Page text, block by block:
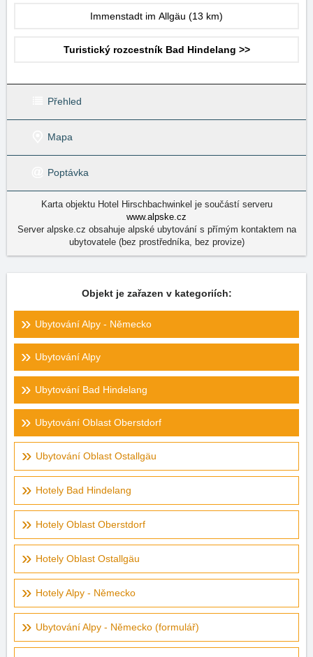
Immenstadt im Allgäu (13 km)
Turistický rozcestník Bad Hindelang >>
Přehled
Mapa
Poptávka
Karta objektu Hotel Hirschbachwinkel je součástí serveru
www.alpske.cz
Server alpske.cz obsahuje alpské ubytování s přímým kontaktem na
ubytovatele (bez prostředníka, bez provize)
Objekt je zařazen v kategoriích:
Ubytování Alpy - Německo
Ubytování Alpy
Ubytování Bad Hindelang
Ubytování Oblast Oberstdorf
Ubytování Oblast Ostallgäu
Hotely Bad Hindelang
Hotely Oblast Oberstdorf
Hotely Oblast Ostallgäu
Hotely Alpy - Německo
Ubytování Alpy - Německo (formulář)